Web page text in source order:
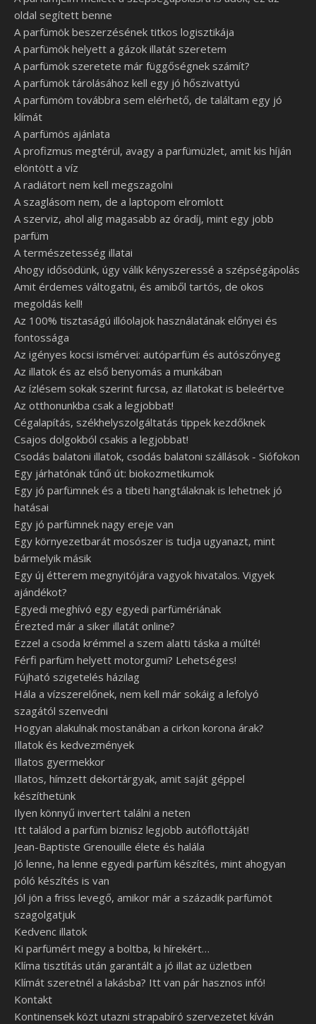
oldal segített benne
A parfümök beszerzésének titkos logisztikája
A parfümök helyett a gázok illatát szeretem
A parfümök szeretete már függőségnek számít?
A parfümök tárolásához kell egy jó hőszivattyú
A parfümöm továbbra sem elérhető, de találtam egy jó
klímát
A parfümös ajánlata
A profizmus megtérül, avagy a parfümüzlet, amit kis híján
elöntött a víz
A radiátort nem kell megszagolni
A szaglásom nem, de a laptopom elromlott
A szerviz, ahol alig magasabb az óradíj, mint egy jobb
parfüm
A természetesség illatai
Ahogy idősödünk, úgy válik kényszeressé a szépségápolás
Amit érdemes váltogatni, és amiből tartós, de okos
megoldás kell!
Az 100% tisztaságú illóolajok használatának előnyei és
fontossága
Az igényes kocsi ismérvei: autóparfüm és autószőnyeg
Az illatok és az első benyomás a munkában
Az ízlésem sokak szerint furcsa, az illatokat is beleértve
Az otthonunkba csak a legjobbat!
Cégalapítás, székhelyszolgáltatás tippek kezdőknek
Csajos dolgokból csakis a legjobbat!
Csodás balatoni illatok, csodás balatoni szállások - Siófokon
Egy járhatónak tűnő út: biokozmetikumok
Egy jó parfümnek és a tibeti hangtálaknak is lehetnek jó
hatásai
Egy jó parfümnek nagy ereje van
Egy környezetbarát mosószer is tudja ugyanazt, mint
bármelyik másik
Egy új étterem megnyitójára vagyok hivatalos. Vigyek
ajándékot?
Egyedi meghívó egy egyedi parfümériának
Érezted már a siker illatát online?
Ezzel a csoda krémmel a szem alatti táska a múlté!
Férfi parfüm helyett motorgumi? Lehetséges!
Fújható szigetelés házilag
Hála a vízszerelőnek, nem kell már sokáig a lefolyó
szagától szenvedni
Hogyan alakulnak mostanában a cirkon korona árak?
Illatok és kedvezmények
Illatos gyermekkor
Illatos, hímzett dekortárgyak, amit saját géppel
készíthetünk
Ilyen könnyű invertert találni a neten
Itt találod a parfüm biznisz legjobb autóflottáját!
Jean-Baptiste Grenouille élete és halála
Jó lenne, ha lenne egyedi parfüm készítés, mint ahogyan
póló készítés is van
Jól jön a friss levegő, amikor már a századik parfümöt
szagolgatjuk
Kedvenc illatok
Ki parfümért megy a boltba, ki hírekért…
Klíma tisztítás után garantált a jó illat az üzletben
Klímát szeretnél a lakásba? Itt van pár hasznos infó!
Kontakt
Kontinensek közt utazni strapabíró szervezetet kíván